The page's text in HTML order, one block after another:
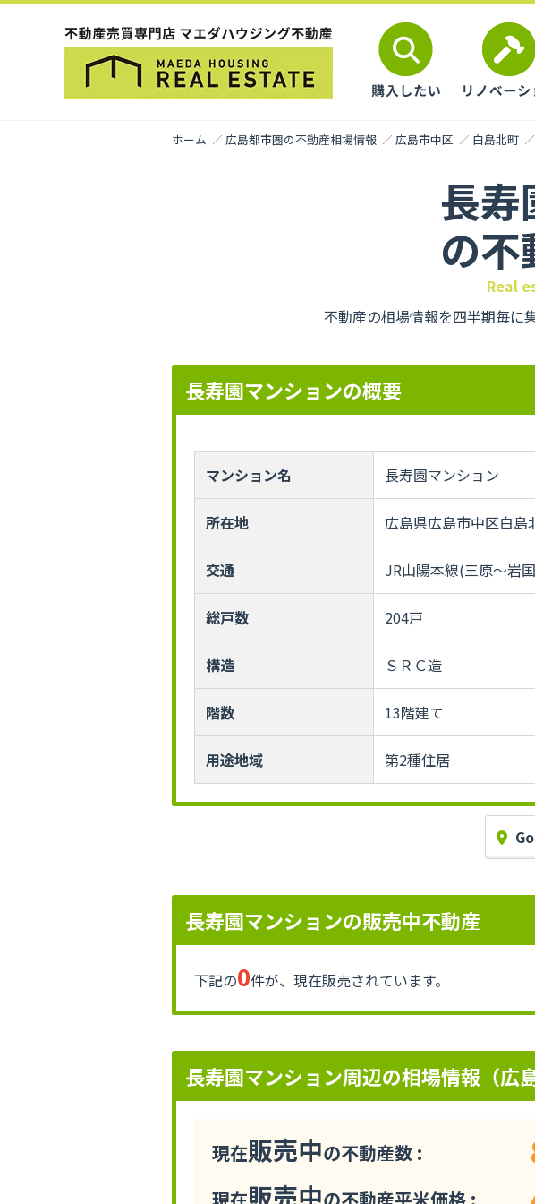
ホーム 広島都市圏の不動産相場情報 広島市中区 白島北町
長寿
の
Real
不動産の相場情報を四半期毎に
長寿園マンションの概要
マンション名 長寿園マンション
所在地 広島県広島市中区白島
交通 JR山陽本線(三原～
総戸数 204戸
構造 ＳＲＣ造
階数 13階建て
用途地域 第2種住居
長寿園マンションの販売中不動産
下記の0件が、現在販売されています。
長寿園マンション周辺の相場情報（広
現在販売中の不動産数 :
販売中